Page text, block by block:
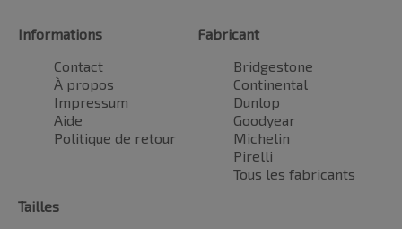
Informations
Contact
À propos
Impressum
Aide
Politique de retour
Fabricant
Bridgestone
Continental
Dunlop
Goodyear
Michelin
Pirelli
Tous les fabricants
Tailles